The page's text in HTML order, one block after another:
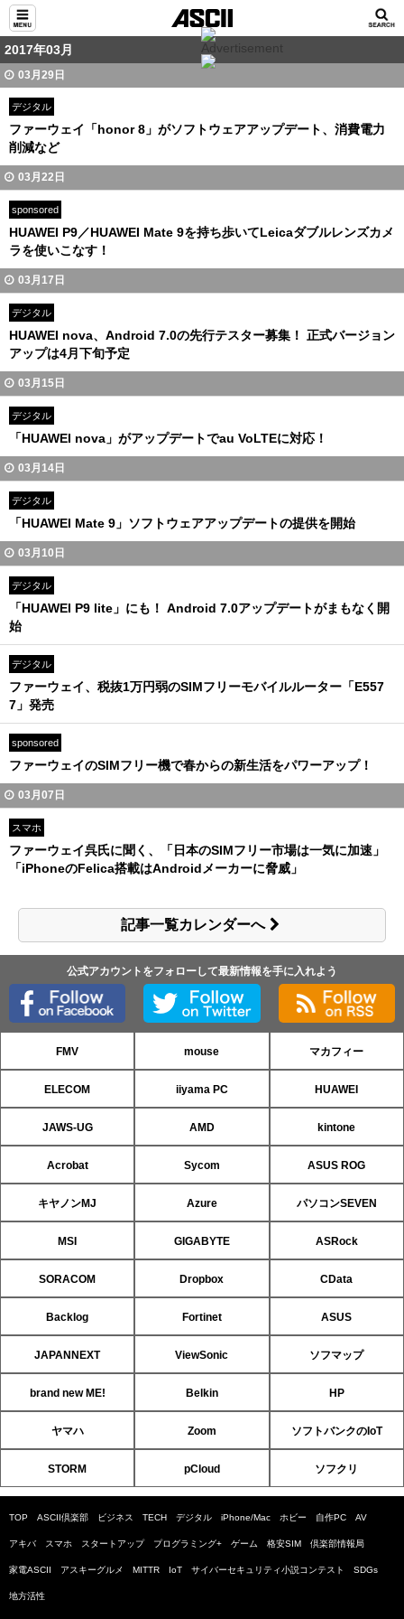
2017年03月
03月29日
デジタル
ファーウェイ「honor 8」がソフトウェアアップデート、消費電力
削減など
03月22日
sponsored
HUAWEI P9／HUAWEI Mate 9を持ち歩いてLeicaダブルレンズカメ
ラを使いこなす！
03月17日
デジタル
HUAWEI nova、Android 7.0の先行テスター募集！ 正式バージョン
アップは4月下旬予定
03月15日
デジタル
「HUAWEI nova」がアップデートでau VoLTEに対応！
03月14日
デジタル
「HUAWEI Mate 9」ソフトウェアアップデートの提供を開始
03月10日
デジタル
「HUAWEI P9 lite」にも！ Android 7.0アップデートがまもなく開
始
デジタル
ファーウェイ、税抜1万円弱のSIMフリーモバイルルーター「E557
7」発売
sponsored
ファーウェイのSIMフリー機で春からの新生活をパワーアップ！
03月07日
スマホ
ファーウェイ呉氏に聞く、「日本のSIMフリー市場は一気に加速」
「iPhoneのFelica搭載はAndroidメーカーに脅威」
記事一覧カレンダーへ
公式アカウントをフォローして最新情報を手に入れよう
FMV mouse マカフィー
ELECOM iiyama PC HUAWEI
JAWS-UG AMD kintone
Acrobat Sycom ASUS ROG
キヤノンMJ Azure パソコンSEVEN
MSI GIGABYTE ASRock
SORACOM Dropbox CData
Backlog Fortinet ASUS
JAPANNEXT ViewSonic ソフマップ
brand new ME! Belkin HP
ヤマハ Zoom ソフトバンクのIoT
STORM pCloud ソフクリ
TOP ASCII倶楽部 ビジネス TECH デジタル iPhone/Mac ホビー 自作PC AV
アキバ スマホ スタートアップ プログラミング+ ゲーム 格安SIM 倶楽部情報局
家電ASCII アスキーグルメ MITTR IoT サイバーセキュリティ小説コンテスト SDGs
地方活性